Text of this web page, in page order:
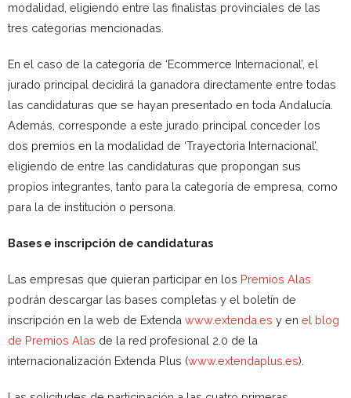
modalidad, eligiendo entre las finalistas provinciales de las
tres categorías mencionadas.
En el caso de la categoría de ‘Ecommerce Internacional’, el
jurado principal decidirá la ganadora directamente entre todas
las candidaturas que se hayan presentado en toda Andalucía.
Además, corresponde a este jurado principal conceder los
dos premios en la modalidad de ‘Trayectoria Internacional’,
eligiendo de entre las candidaturas que propongan sus
propios integrantes, tanto para la categoría de empresa, como
para la de institución o persona.
Bases e inscripción de candidaturas
Las empresas que quieran participar en los Premios Alas
podrán descargar las bases completas y el boletín de
inscripción en la web de Extenda www.extenda.es y en el blog
de Premios Alas de la red profesional 2.0 de la
internacionalización Extenda Plus (www.extendaplus.es).